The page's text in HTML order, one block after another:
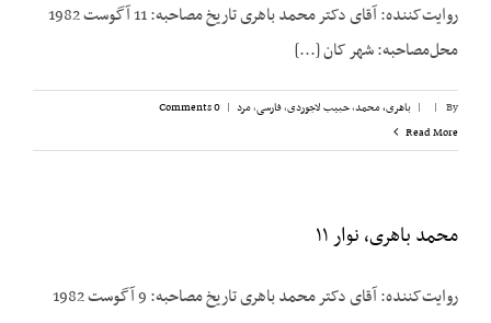
روایت‌کننده: آقای دکتر محمد باهری تاریخ مصاحبه: 11 آگوست 1982
محل‌مصاحبه: شهر کان [...]
By
|
| باهری، محمد,حبیب لاجوردی,فارسی,مرد |
0 Comments
Read More
محمد باهری، نوار ۱۱
روایت‌کننده: آقای دکتر محمد باهری تاریخ مصاحبه: 9 آگوست 1982